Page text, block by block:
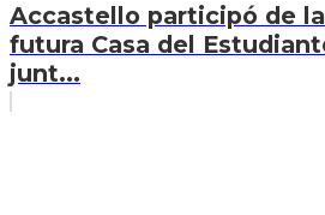
Accastello participó de
futura Casa del
junt...